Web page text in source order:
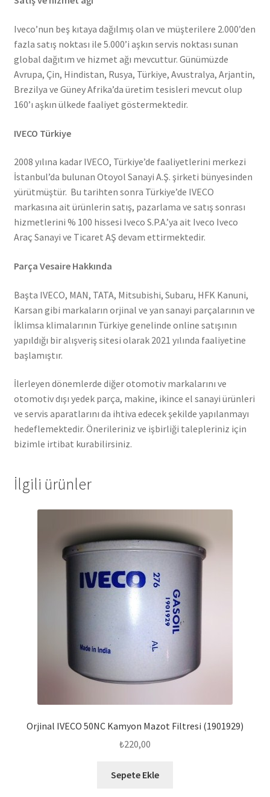
Iveco’nun beş kıtaya dağılmış olan ve müşterilere 2.000’den
fazla satış noktası ile 5.000’i aşkın servis noktası sunan
global dağıtım ve hizmet ağı mevcuttur. Günümüzde
Avrupa, Çin, Hindistan, Rusya, Türkiye, Avustralya, Arjantin,
Brezilya ve Güney Afrika’da üretim tesisleri mevcut olup
160’ı aşkın ülkede faaliyet göstermektedir.
IVECO Türkiye
2008 yılına kadar IVECO, Türkiye’de faaliyetlerini merkezi
İstanbul’da bulunan Otoyol Sanayi A.Ş. şirketi bünyesinden
yürütmüştür. Bu tarihten sonra Türkiye’de IVECO
markasına ait ürünlerin satış, pazarlama ve satış sonrası
hizmetlerini % 100 hissesi Iveco S.P.A.’ya ait Iveco Iveco
Araç Sanayi ve Ticaret AŞ devam ettirmektedir.
Parça Vesaire Hakkında
Başta IVECO, MAN, TATA, Mitsubishi, Subaru, HFK Kanuni,
Karsan gibi markaların orjinal ve yan sanayi parçalarının ve
İklimsa klimalarının Türkiye genelinde online satışının
yapıldığı bir alışveriş sitesi olarak 2021 yılında faaliyetine
başlamıştır.
İlerleyen dönemlerde diğer otomotiv markalarını ve
otomotiv dışı yedek parça, makine, ikince el sanayi ürünleri
ve servis aparatlarını da ihtiva edecek şekilde yapılanmayı
hedeflemektedir. Önerileriniz ve işbirliği talepleriniz için
bizimle irtibat kurabilirsiniz.
İlgili ürünler
Orjinal IVECO 50NC Kamyon Mazot Filtresi (1901929)
₺220,00
Sepete Ekle